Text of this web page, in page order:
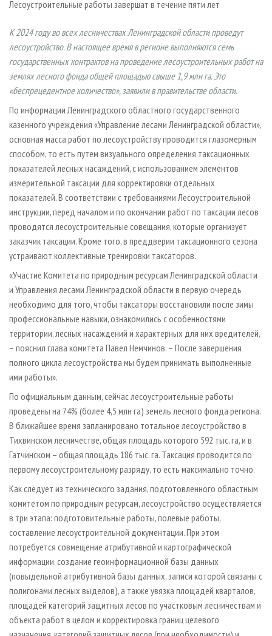
СУШКА ДРЕВЕСИНЫ
ПРОИЗВОДСТВО ДРЕВЕСНЫХ ПЛИТ
ДЕРЕВЯННОЕ ДОМОСТРОЕНИЕ
ПРОИЗВОДСТВО МЕБЕЛИ
БИОЭНЕРГЕТИКА
ЦБП
ИНСТРУМЕНТ И МАТЕРИАЛЫ
ПЕРСОНЫ
МОБИЛЬНЫЕ ВЫСТАВКИ
ОФИЦИАЛЬНЫЕ ДЕЛЕГАЦИИ
ПРИОРИТЕТНЫЕ ИНВЕСТПРОЕКТЫ
RUSSIAN FORESTRY REVIEW
ГАЗЕТА ЛЕСПРОМФОРУМ
БИБЛИОТЕКА СПЕЦИАЛИСТА
КОНТАКТЫ
РЕКЛАМА
РЕКЛАМА НА САЙТЕ
Лесоустроительные работы завершат в течение пяти лет
К 2024 году во всех лесничествах Ленинградской области проведут
лесоустройство. В настоящее время в регионе выполняются семь
государственных контрактов на проведение лесоустроительных работ на
землях лесного фонда общей площадью свыше 1,9 млн га. Это
«беспрецедентное количество», заявили в правительстве области.
По информации Ленинградского областного государственного
казенного учреждения «Управление лесами Ленинградской области»,
основная масса работ по лесо­устройству проводится глазомерным
способом, то есть путем визуального определения таксационных
показателей лесных насаждений, с использованием элементов
измерительной таксации для корректировки отдельных
показателей. В соответствии с требованиями Лесоустроительной
инструкции, перед началом и по окончании работ по таксации лесов
проводятся лесоустроительные совещания, которые организует
заказчик таксации. Кроме того, в преддверии таксационного сезона
устраивают коллективные тренировки таксаторов.
«Участие Комитета по природным ресурсам Ленинградской области
и Управления лесами Ленинградской области в первую очередь
необходимо для того, чтобы таксаторы восстановили после зимы
профессиональные навыки, ознакомились с особенностями
территории, лесных насаждений и характерных для них вредителей,
– пояснил глава комитета Павел Немчинов. – После завершения
полного цикла лесоустройства мы будем принимать выполненные
ими работы».
По официальным данным, сейчас лесоустроительные работы
проведены на 74% (более 4,5 млн га) земель лесного фонда региона.
В ближайшее время запланировано тотальное лесоустройство в
Тихвинском лесничестве, общая площадь которого 592 тыс. га, и в
Гатчинском – общая площадь 186 тыс. га. Таксация проводится по
первому лесоустроительному разряду, то есть максимально точно.
Как следует из технического задания, подготовленного областным
комитетом по природным ресурсам, лесоустройство осуществляется
в три этапа: подготовительные работы, полевые работы,
составление лесоустроительной документации. При этом
потребуется совмещение атрибутивной и картографической
информации, создание геоинформационной базы данных
(повыдельной атрибутивной базы данных, записи которой связаны с
полигонами лесных выделов), а также увязка площадей кварталов,
площадей категорий защитных лесов по участковым лесничествам и
объекта работ в целом и корректировка границ целевого